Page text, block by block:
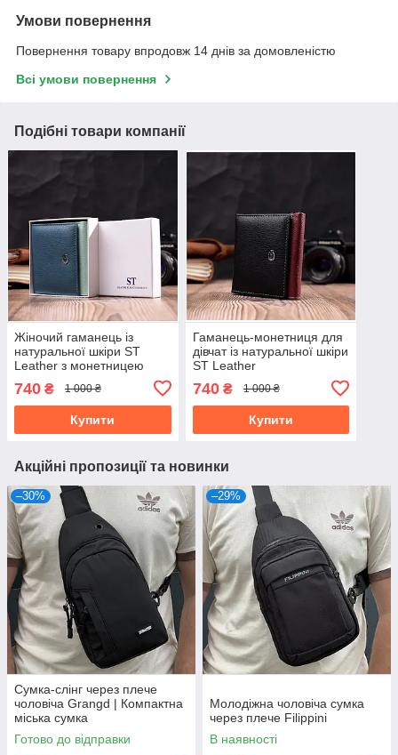
Умови повернення
Повернення товару впродовж 14 днів за домовленістю
Всі умови повернення
Подібні товари компанії
Жіночий гаманець із
натуральної шкіри ST
Leather з монетницею
740 ₴ 1 000 ₴
Купити
Гаманець-монетниця для
дівчат із натуральної шкіри
ST Leather
740₴ 1 000 ₴
Купити
Акційні пропозиції та новинки
–30%
Сумка-слінг через плече
чоловіча Grangd | Компактна
міська сумка
Готово до відправки
–29%
Молодіжна чоловіча сумка
через плече Filippini
В наявності